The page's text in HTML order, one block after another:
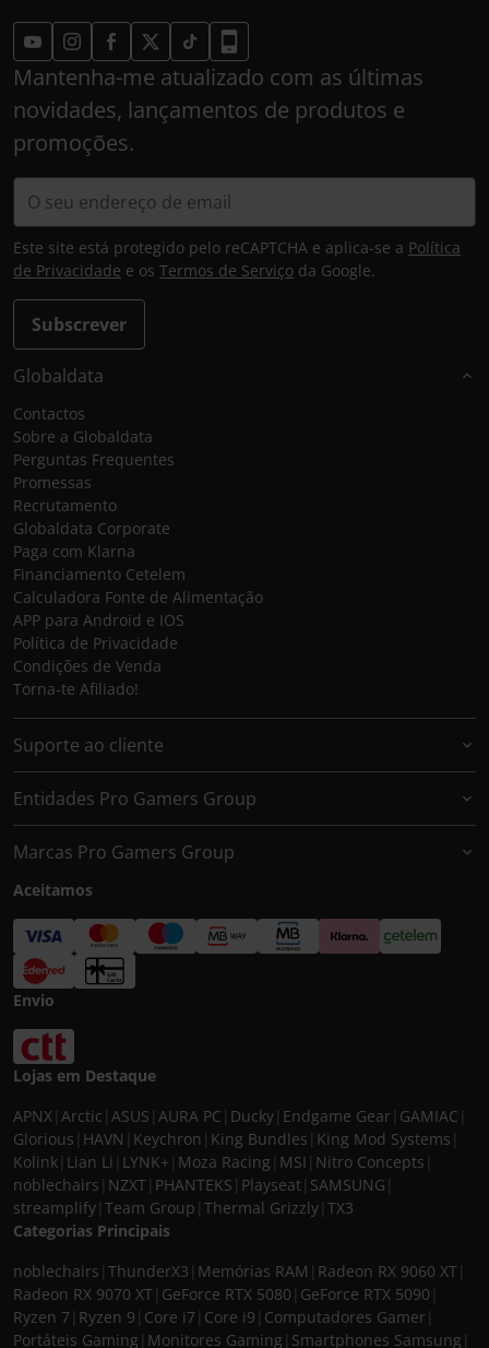
Mantenha-me atualizado com as últimas
novidades, lançamentos de produtos e
promoções.
Subscrever
Este site está protegido pelo reCAPTCHA e aplica-se a Política
de Privacidade e os Termos de Serviço da Google.
Globaldata
Contactos
Sobre a Globaldata
Perguntas Frequentes
Promessas
Recrutamento
Globaldata Corporate
Paga com Klarna
Financiamento Cetelem
Calculadora Fonte de Alimentação
APP para Android e IOS
Política de Privacidade
Condições de Venda
Torna-te Afiliado!
Suporte ao cliente
Entidades Pro Gamers Group
Marcas Pro Gamers Group
Aceitamos
Envio
Lojas em Destaque
APNX Arctic ASUS AURA PC Ducky Endgame Gear GAMIAC
Glorious HAVN Keychron King Bundles King Mod Systems
Kolink Lian Li LYNK+ Moza Racing MSI Nitro Concepts
noblechairs NZXT PHANTEKS Playseat SAMSUNG
streamplify Team Group Thermal Grizzly TX3
Categorias Principais
noblechairs ThunderX3 Memórias RAM Radeon RX 9060 XT
Radeon RX 9070 XT GeForce RTX 5080 GeForce RTX 5090
Ryzen 7 Ryzen 9 Core i7 Core i9 Computadores Gamer
Portáteis Gaming Monitores Gaming Smartphones Samsung